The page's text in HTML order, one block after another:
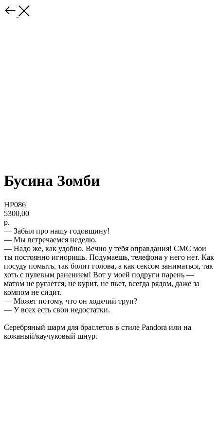
Бусина Зомби
HP086
5300,00
р.
— Забыл про нашу годовщину!
— Мы встречаемся неделю.
— Надо же, как удобно. Вечно у тебя оправдания! СМС мои
ты постоянно игноришь. Подумаешь, телефона у него нет. Как
посуду помыть, так болит голова, а как сексом заниматься, так
хоть с пулевым ранением! Вот у моей подруги парень —
матом не ругается, не курит, не пьет, всегда рядом, даже за
компом не сидит.
— Может потому, что он ходячий труп?
— У всех есть свои недостатки.
Серебряный шарм для браслетов в стиле Pandora или на
кожаный/каучуковый шнур.